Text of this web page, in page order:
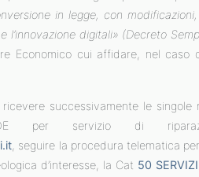
in legge, con
digitali» (Decreto
Economico cui affidare, nel
successivamente le
per servizio di
, seguire la procedura telematica
d’interesse, la Cat 50